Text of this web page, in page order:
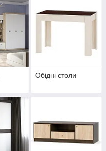
Обідні столи